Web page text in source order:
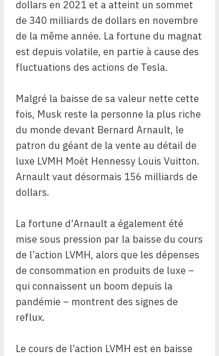
dollars en 2021 et a atteint un sommet
de 340 milliards de dollars en novembre
de la même année. La fortune du magnat
est depuis volatile, en partie à cause des
fluctuations des actions de Tesla.
Malgré la baisse de sa valeur nette cette
fois, Musk reste la personne la plus riche
du monde devant Bernard Arnault, le
patron du géant de la vente au détail de
luxe LVMH Moët Hennessy Louis Vuitton.
Arnault vaut désormais 156 milliards de
dollars.
La fortune d’Arnault a également été
mise sous pression par la baisse du cours
de l’action LVMH, alors que les dépenses
de consommation en produits de luxe –
qui connaissent un boom depuis la
pandémie – montrent des signes de
reflux.
Le cours de l’action LVMH est en baisse